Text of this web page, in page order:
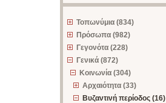
Τοπωνύμια (834)
Πρόσωπα (982)
Γεγονότα (228)
Γενικά (872)
Κοινωνία (304)
Αρχαιότητα (33)
Βυζαντινή περίοδος (16)